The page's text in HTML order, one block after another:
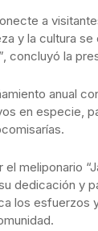
a
y la cultura se
concluyó la
anual
en especie,
meliponario
dedicación y
los esfuerzos